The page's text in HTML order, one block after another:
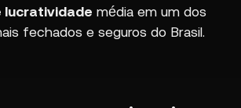
lucratividade média em um dos
fechados e seguros do Brasil.